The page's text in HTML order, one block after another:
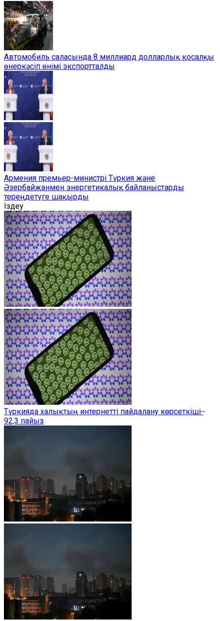
Автомобиль саласында 8 миллиард долларлық қосалқы
өнеркәсіп өнімі экспортталды
Армения премьер-министрі Түркия және
Әзербайжанмен энергетикалық байланыстарды
тереңдетуге шақырды
Іздеу
Түркияда халықтың интернетті пайдалану көрсеткіші ̶
92,3 пайыз